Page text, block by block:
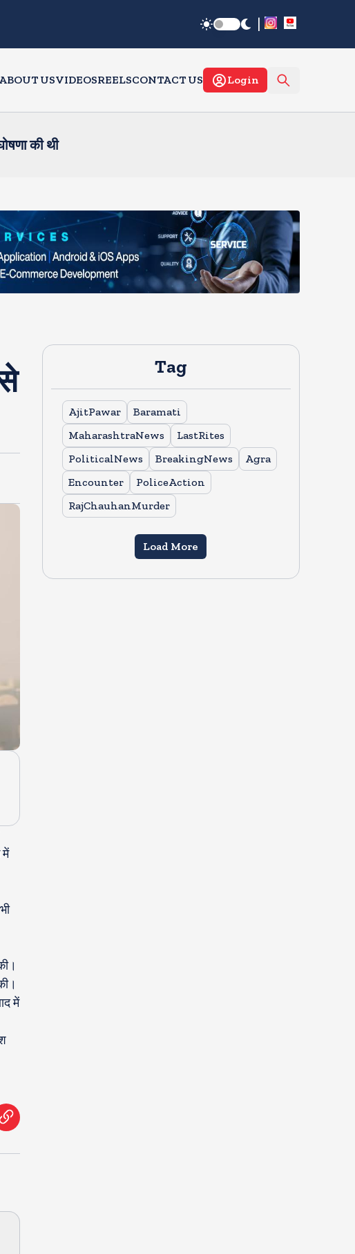
|
ABOUT USVIDEOSREELSCONTACT US Login
की थी
में
में
Tag
AjitPawar
Baramati
MaharashtraNews
LastRites
PoliticalNews
BreakingNews
Agra
Encounter
PoliceAction
RajChauhanMurder
Load More